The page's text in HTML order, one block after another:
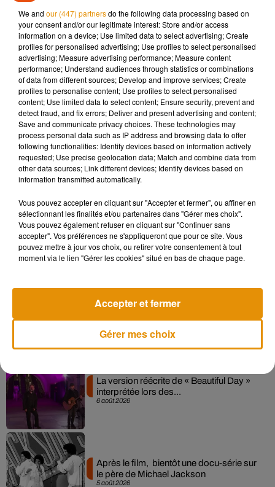
Courrier de l’Ouest, une voiture aurait contraint le bus à se
déporter alors que les deux véhicules se croisaient.
Musique
7 août 2026
Madonna sort enfin le remix de « Love
Sensation » avec Kylie Minogue
7 août 2026
Angèle et Amélie Lens dévoilent leur
collaboration tant attendue
Pomme emprunte le décor de l’émission
« Loups Garous » pour son...
6 août 2026
La version réécrite de « Beautiful Day »
interprétée lors des...
5 août 2026
Après le film, bientôt une docu-série sur
le père de Michael Jackson
We and our (447) partnersdo the following data processing based on
your consent and/or our legitimate interest: Store and/or access
information on a device; Use limited data to select advertising; Create
profiles for personalised advertising; Use profiles to select personalised
advertising; Measure advertising performance; Measure content
performance; Understand audiences through statistics or combinations
of data from different sources; Develop and improve services; Create
profiles to personalise content; Use profiles to select personalised
content; Use limited data to select content; Ensure security, prevent and
detect fraud, and fix errors; Deliver and present advertising and content;
Save and communicate privacy choices. These technologies may
process personal data such as IP address and browsing data to offer
following functionalities: Identify devices based on information actively
requested; Use precise geolocation data; Match and combine data from
other data sources; Link different devices; Identify devices based on
information transmitted automatically.
Vous pouvez accepter en cliquant sur "Accepter et fermer", ou affiner en
sélectionnant les finalités et/ou partenaires dans "Gérer mes choix".
Vous pouvez également refuser en cliquant sur "Continuer sans
accepter". Vos préférences ne s'appliqueront que pour ce site. Vous
pouvez mettre à jour vos choix, ou retirer votre consentement à tout
moment via le lien "Gérer les cookies" situé en bas de chaque page.
Gérer mes choix
Accepter et fermer